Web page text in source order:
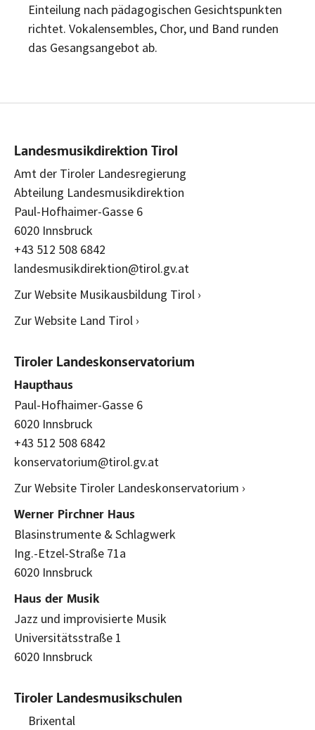
Einteilung nach pädagogischen Gesichtspunkten
richtet. Vokalensembles, Chor, und Band runden
das Gesangsangebot ab.
Landesmusikdirektion Tirol
Amt der Tiroler Landesregierung
Abteilung Landesmusikdirektion
Paul-Hofhaimer-Gasse 6
6020 Innsbruck
+43 512 508 6842
landesmusikdirektion@tirol.gv.at
Zur Website Musikausbildung Tirol ›
Zur Website Land Tirol ›
Tiroler Landeskonservatorium
Haupthaus
Paul-Hofhaimer-Gasse 6
6020 Innsbruck
+43 512 508 6842
konservatorium@tirol.gv.at
Zur Website Tiroler Landeskonservatorium ›
Werner Pirchner Haus
Blasinstrumente & Schlagwerk
Ing.-Etzel-Straße 71a
6020 Innsbruck
Haus der Musik
Jazz und improvisierte Musik
Universitätsstraße 1
6020 Innsbruck
Tiroler Landesmusikschulen
Brixental